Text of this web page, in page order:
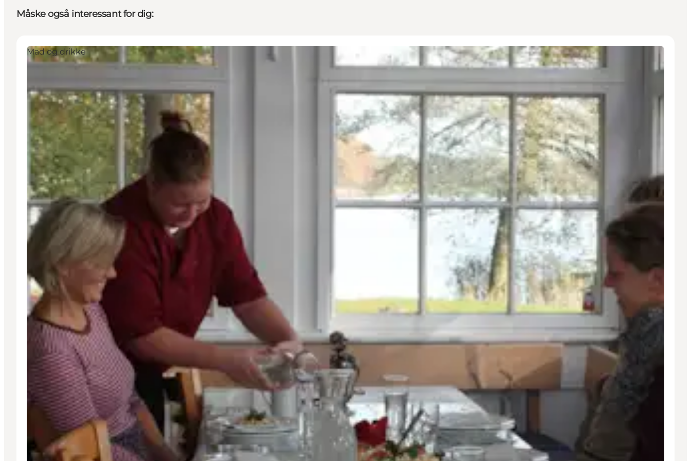
Måske også interessant for dig:
Mad og drikke